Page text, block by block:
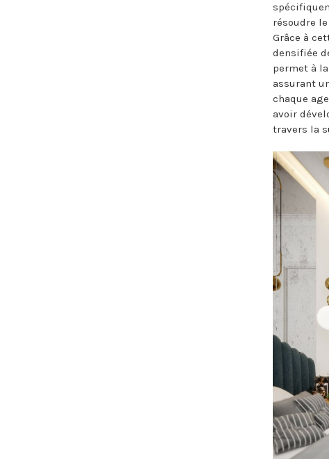
résoudre
Grâce à
densifiée
permet à
assurant
chaque
avoir
travers la